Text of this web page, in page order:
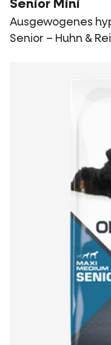
Senior Mini
Ausgewogenes
Senior – Huhn &